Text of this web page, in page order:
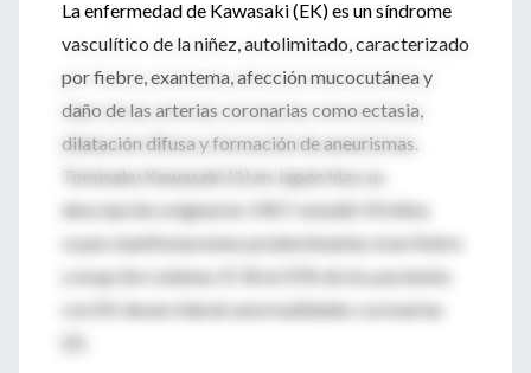
La enfermedad de Kawasaki (EK) es un síndrome
vasculítico de la niñez, autolimitado, caracterizado
por fiebre, exantema, afección mucocutánea y
daño de las arterias coronarias como ectasia,
dilatación difusa y formación de aneurismas.
Tomisaku Kawasaki (1) en Japón hizo su
descripción original en 1967; estudió 50 niños
cuyas manifestaciones predominantes eran fiebre
y erupción cutánea. El 18 al 25% de los pacientes
con EK desarrollarán anormalidades coronarias